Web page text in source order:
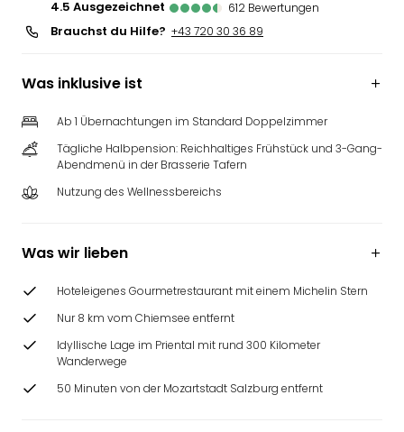
4.5
ausgezeichnet 612 Bewertungen
Brauchst du Hilfe? +43 720 30 36 89
Was inklusive ist
Ab 1 Übernachtungen im Standard Doppelzimmer
Tägliche Halbpension: Reichhaltiges Frühstück und 3-Gang-
Abendmenü in der Brasserie Tafern
Nutzung des Wellnessbereichs
Was wir lieben
Hoteleigenes Gourmetrestaurant mit einem Michelin Stern
Nur 8 km vom Chiemsee entfernt
Idyllische Lage im Priental mit rund 300 Kilometer
Wanderwege
50 Minuten von der Mozartstadt Salzburg entfernt